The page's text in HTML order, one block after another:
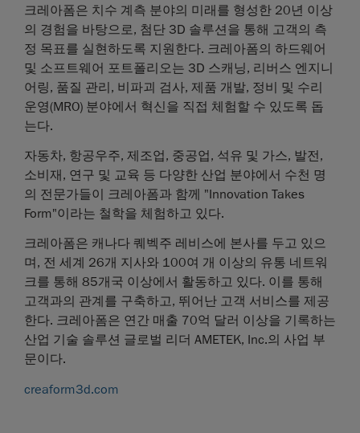
크레아폼은 치수 계측 분야의 미래를 형성한 20년 이상
의 경험을 바탕으로, 첨단 3D 솔루션을 통해 고객의 측
정 목표를 실현하도록 지원한다. 크레아폼의 하드웨어
및 소프트웨어 포트폴리오는 3D 스캐닝, 리버스 엔지니
어링, 품질 관리, 비파괴 검사, 제품 개발, 정비 및 수리
운영(MRO) 분야에서 혁신을 직접 체험할 수 있도록 돕
는다.
자동차, 항공우주, 제조업, 중공업, 석유 및 가스, 발전,
소비재, 연구 및 교육 등 다양한 산업 분야에서 수천 명
의 전문가들이 크레아폼과 함께 "Innovation Takes
Form"이라는 철학을 체험하고 있다.
크레아폼은 캐나다 퀘벡주 레비스에 본사를 두고 있으
며 , 전 세계 26개 지사와 100여 개 이상의 유통 네트워
크를 통해 85개국 이상에서 활동하고 있다. 이를 통해
고객과의 관계를 구축하고, 뛰어난 고객 서비스를 제공
한다. 크레아폼은 연간 매출 70억 달러 이상을 기록하는
산업 기술 솔루션 글로벌 리더 AMETEK, Inc.의 사업 부
문이다.
creaform3d.com